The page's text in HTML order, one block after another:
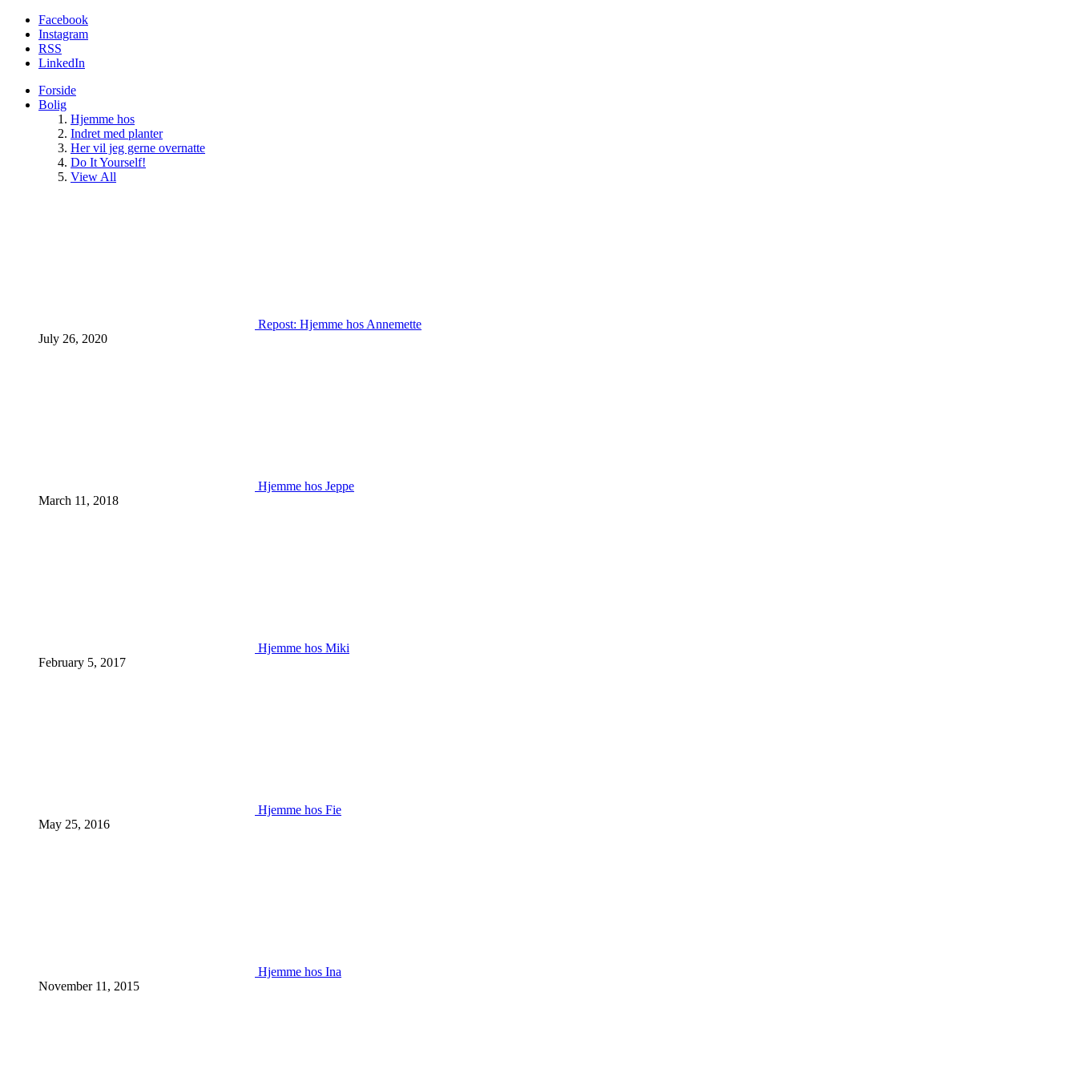
Facebook
Instagram
RSS
LinkedIn
Forside
Bolig
Hjemme hos
Indret med planter
Her vil jeg gerne overnatte
Do It Yourself!
View All
Repost: Hjemme hos Annemette
July 26, 2020
Hjemme hos Jeppe
March 11, 2018
Hjemme hos Miki
February 5, 2017
Hjemme hos Fie
May 25, 2016
Hjemme hos Ina
November 11, 2015